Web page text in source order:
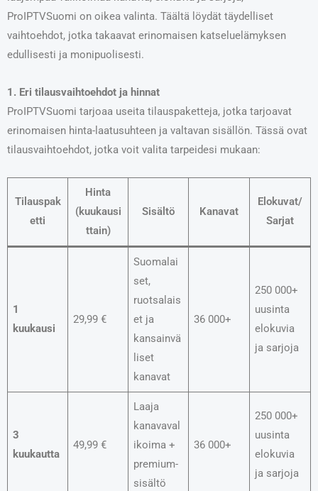
ProIPTVSuomi on oikea valinta. Täältä löydät täydelliset
vaihtoehdot, jotka takaavat erinomaisen katseluelämyksen
edullisesti ja monipuolisesti.
1. Eri tilausvaihtoehdot ja hinnat
ProIPTVSuomi tarjoaa useita tilauspaketteja, jotka tarjoavat
erinomaisen hinta-laatusuhteen ja valtavan sisällön. Tässä ovat
tilausvaihtoehdot, jotka voit valita tarpeidesi mukaan:
Tilauspak
etti
Hinta
(kuukausi
ttain)
Sisältö Kanavat
Elokuvat/
Sarjat
1
kuukausi
29,99 €
Suomalai
set,
ruotsalais
et ja
kansainvä
liset
kanavat
36 000+
250 000+
uusinta
elokuvia
ja sarjoja
3
kuukautta
49,99 €
Laaja
kanavaval
ikoima +
premium-
sisältö
36 000+
250 000+
uusinta
elokuvia
ja sarjoja